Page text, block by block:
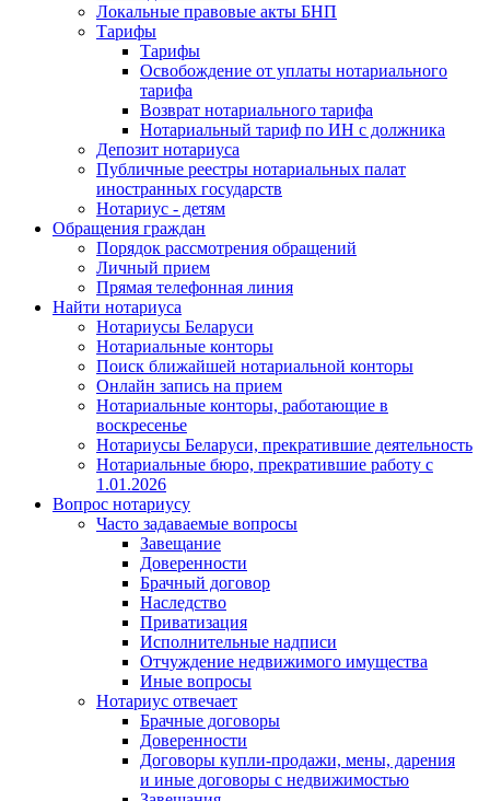
Локальные правовые акты БНП
Тарифы
Тарифы
Освобождение от уплаты нотариального
тарифа
Возврат нотариального тарифа
Нотариальный тариф по ИН с должника
Депозит нотариуса
Публичные реестры нотариальных палат
иностранных государств
Нотариус - детям
Обращения граждан
Порядок рассмотрения обращений
Личный прием
Прямая телефонная линия
Найти нотариуса
Нотариусы Беларуси
Нотариальные конторы
Поиск ближайшей нотариальной конторы
Онлайн запись на прием
Нотариальные конторы, работающие в
воскресенье
Нотариусы Беларуси, прекратившие деятельность
Нотариальные бюро, прекратившие работу с
1.01.2026
Вопрос нотариусу
Часто задаваемые вопросы
Завещание
Доверенности
Брачный договор
Наследство
Приватизация
Исполнительные надписи
Отчуждение недвижимого имущества
Иные вопросы
Нотариус отвечает
Брачные договоры
Доверенности
Договоры купли-продажи, мены, дарения
и иные договоры с недвижимостью